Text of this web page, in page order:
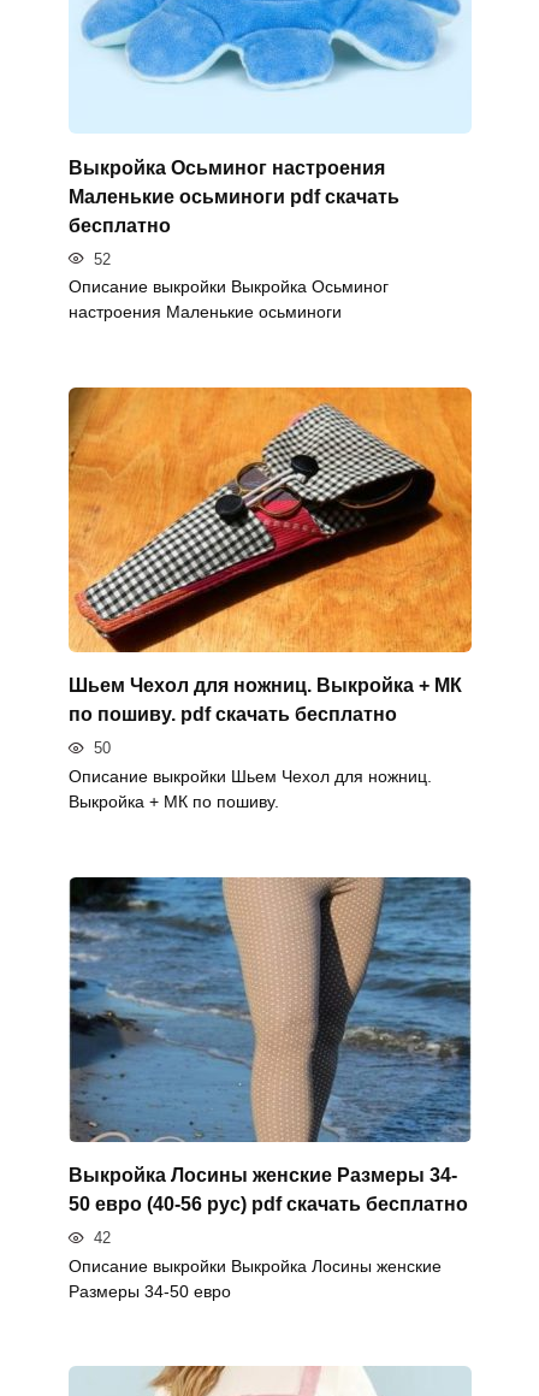
Выкройка Осьминог настроения
Маленькие осьминоги pdf скачать
бесплатно
52
Описание выкройки Выкройка Осьминог
настроения Маленькие осьминоги
Шьем Чехол для ножниц. Выкройка + МК
по пошиву. pdf скачать бесплатно
50
Описание выкройки Шьем Чехол для ножниц.
Выкройка + МК по пошиву.
Выкройка Лосины женские Размеры 34-
50 евро (40-56 рус) pdf скачать бесплатно
42
Описание выкройки Выкройка Лосины женские
Размеры 34-50 евро